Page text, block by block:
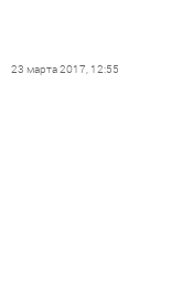
23 марта 2017, 12:55